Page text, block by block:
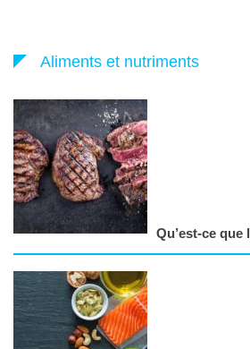
Aliments et nutriments
Qu’est-ce